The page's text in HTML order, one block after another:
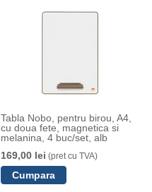
Tabla Nobo, pentru birou, A4,
cu doua fete, magnetica si
melanina, 4 buc/set, alb
169,00 lei (pret cu TVA)